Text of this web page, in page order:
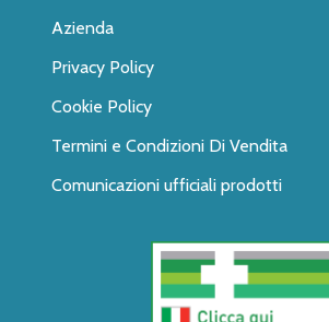
Azienda
Privacy Policy
Cookie Policy
Termini e Condizioni Di Vendita
Comunicazioni ufficiali prodotti